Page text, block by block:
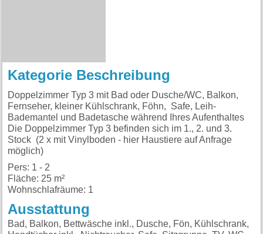
Kategorie Beschreibung
Doppelzimmer Typ 3 mit Bad oder Dusche/WC, Balkon,
Fernseher, kleiner Kühlschrank, Föhn, Safe, Leih-
Bademantel und Badetasche während Ihres Aufenthaltes
Die Doppelzimmer Typ 3 befinden sich im 1., 2. und 3.
Stock (2 x mit Vinylboden - hier Haustiere auf Anfrage
möglich)
Pers: 1 - 2
Fläche: 25 m²
Wohnschlafräume: 1
Ausstattung
Bad, Balkon, Bettwäsche inkl., Dusche, Fön, Kühlschrank,